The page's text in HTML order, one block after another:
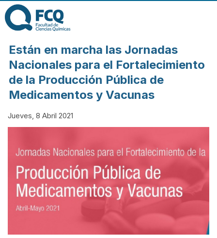
FACULTAD DE
CIENCIAS
QUÍMICAS DE
LA
UNIVERSIDAD
NACIONAL DE
CÓRDOBA
Están en marcha las Jornadas
Nacionales para el Fortalecimiento
de la Producción Pública de
Medicamentos y Vacunas
Jueves, 8 Abril 2021